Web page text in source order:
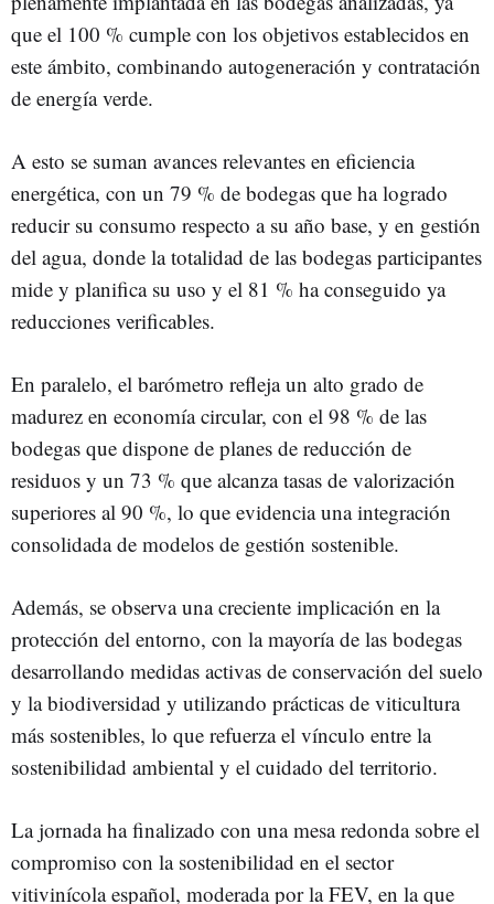
que el 100 % cumple con los objetivos establecidos en
este ámbito, combinando autogeneración y contratación
de energía verde.
A esto se suman avances relevantes en eficiencia
energética, con un 79 % de bodegas que ha logrado
reducir su consumo respecto a su año base, y en gestión
del agua, donde la totalidad de las bodegas participantes
mide y planifica su uso y el 81 % ha conseguido ya
reducciones verificables.
En paralelo, el barómetro refleja un alto grado de
madurez en economía circular, con el 98 % de las
bodegas que dispone de planes de reducción de
residuos y un 73 % que alcanza tasas de valorización
superiores al 90 %, lo que evidencia una integración
consolidada de modelos de gestión sostenible.
Además, se observa una creciente implicación en la
protección del entorno, con la mayoría de las bodegas
desarrollando medidas activas de conservación del suelo
y la biodiversidad y utilizando prácticas de viticultura
más sostenibles, lo que refuerza el vínculo entre la
sostenibilidad ambiental y el cuidado del territorio.
La jornada ha finalizado con una mesa redonda sobre el
compromiso con la sostenibilidad en el sector
vitivinícola español, moderada por la FEV, en la que